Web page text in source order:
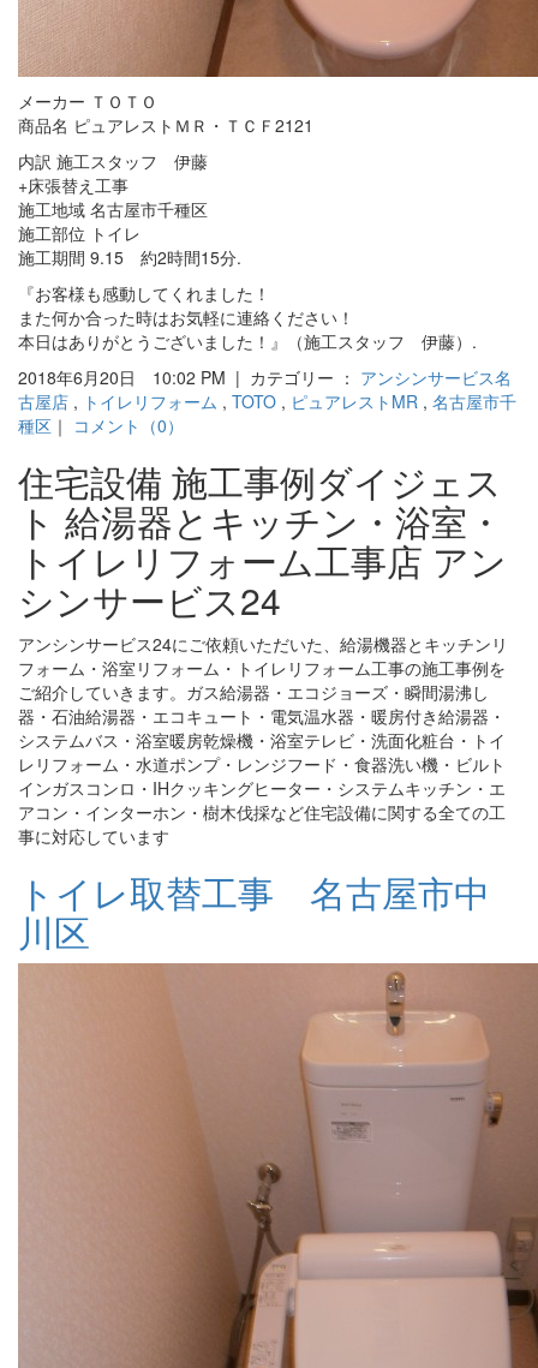
メーカー ＴＯＴＯ
商品名 ピュアレストＭＲ・ＴＣＦ2121
内訳 施工スタッフ 伊藤
+床張替え工事
施工地域 名古屋市千種区
施工部位 トイレ
施工期間 9.15 約2時間15分.
『お客様も感動してくれました！
また何か合った時はお気軽に連絡ください！
本日はありがとうございました！』（施工スタッフ 伊藤）.
2018年6月20日 10:02 PM | カテゴリー ： アンシンサービス名
古屋店 , トイレリフォーム , TOTO , ピュアレストMR , 名古屋市千
種区 ｜ コメント（0）
住宅設備 施工事例ダイジェス
ト 給湯器とキッチン・浴室・
トイレリフォーム工事店 アン
シンサービス24
アンシンサービス24にご依頼いただいた、給湯機器とキッチンリ
フォーム・浴室リフォーム・トイレリフォーム工事の施工事例を
ご紹介していきます。ガス給湯器・エコジョーズ・瞬間湯沸し
器・石油給湯器・エコキュート・電気温水器・暖房付き給湯器・
システムバス・浴室暖房乾燥機・浴室テレビ・洗面化粧台・トイ
レリフォーム・水道ポンプ・レンジフード・食器洗い機・ビルト
インガスコンロ・IHクッキングヒーター・システムキッチン・エ
アコン・インターホン・樹木伐採など住宅設備に関する全ての工
事に対応しています
トイレ取替工事 名古屋市中
川区